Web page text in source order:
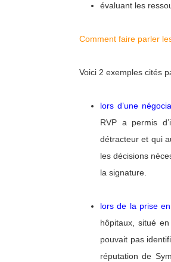
évaluant les
Comment faire parler
Voici 2 exemples cités
lors d’une
RVP a permis
détracteur et qui
les décisions
la signature.
lors de la prise
hôpitaux, situé
pouvait pas
réputation de